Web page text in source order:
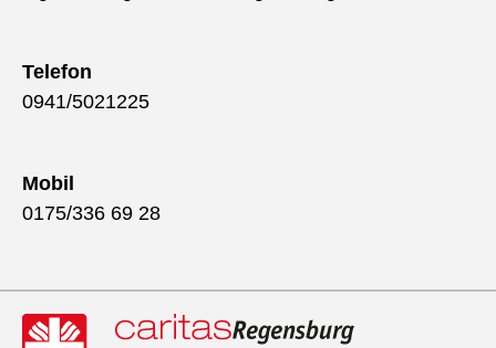
Telefon
0941/5021225
Mobil
0175/336 69 28